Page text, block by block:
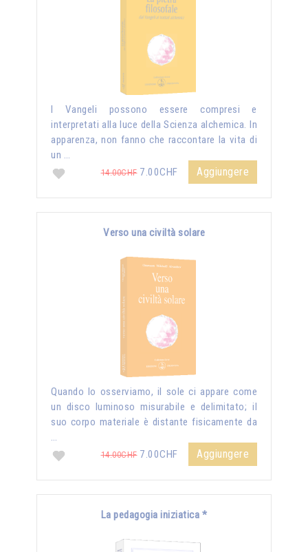
I Vangeli possono essere compresi e
interpretati alla luce della Scienza alchemica. In
apparenza, non fanno che raccontare la vita di
un …
14.00CHF7.00CHF Aggiungere
Verso una civiltà solare
Quando lo osserviamo, il sole ci appare come
un disco luminoso misurabile e delimitato; il
suo corpo materiale è distante fisicamente da
…
14.00CHF7.00CHF Aggiungere
La pedagogia iniziatica *